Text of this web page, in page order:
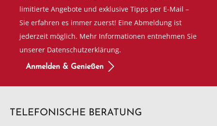
limitierte Angebote und exklusive Tipps per E-Mail –
Sie erfahren es immer zuerst! Eine Abmeldung ist
jederzeit möglich. Mehr Informationen entnehmen Sie
unserer Datenschutzerklärung.
Anmelden & Genießen
TELEFONISCHE BERATUNG